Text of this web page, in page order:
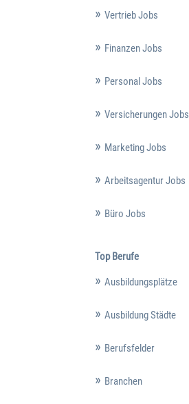
Vertrieb Jobs
Finanzen Jobs
Personal Jobs
Versicherungen Jobs
Marketing Jobs
Arbeitsagentur Jobs
Büro Jobs
Top Berufe
Ausbildungsplätze
Ausbildung Städte
Berufsfelder
Branchen